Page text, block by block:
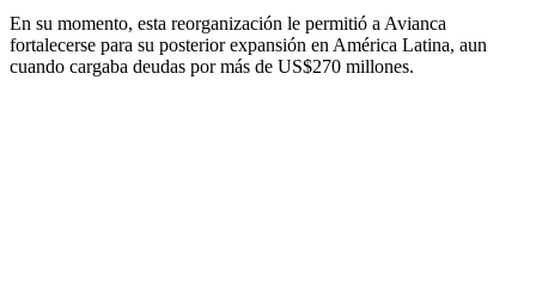
En su momento, esta reorganización le permitió a Avianca
fortalecerse para su posterior expansión en América Latina, aun
cuando cargaba deudas por más de US$270 millones.